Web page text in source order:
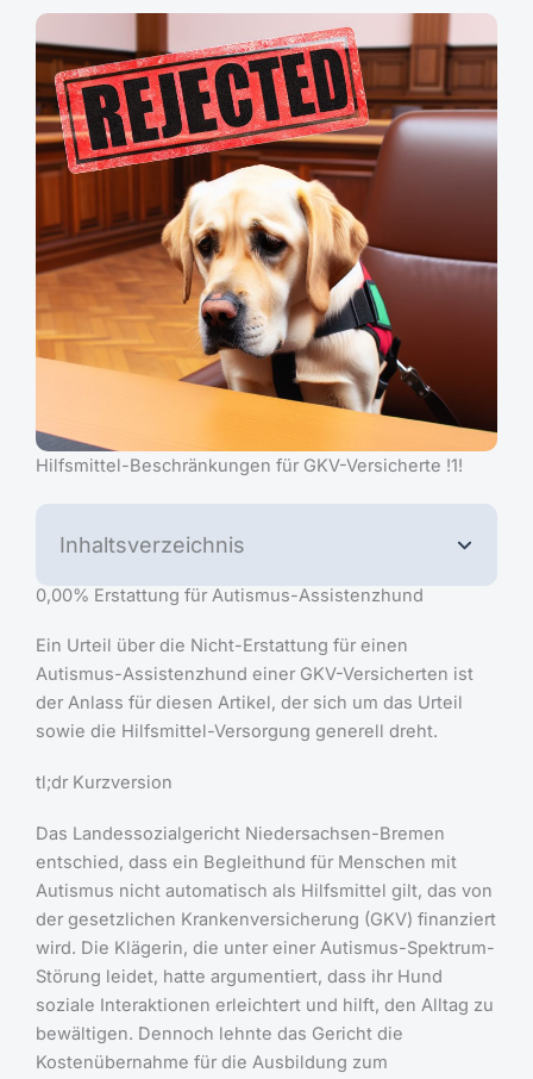
Hilfsmittel-Beschränkungen für GKV-Versicherte !1!
Inhaltsverzeichnis
0,00% Erstattung für Autismus-Assistenzhund
Ein Urteil über die Nicht-Erstattung für einen
Autismus-Assistenzhund einer GKV-Versicherten ist
der Anlass für diesen Artikel, der sich um das Urteil
sowie die Hilfsmittel-Versorgung generell dreht.
tl;dr Kurzversion
Das Landessozialgericht Niedersachsen-Bremen
entschied, dass ein Begleithund für Menschen mit
Autismus nicht automatisch als Hilfsmittel gilt, das von
der gesetzlichen Krankenversicherung (GKV) finanziert
wird. Die Klägerin, die unter einer Autismus-Spektrum-
Störung leidet, hatte argumentiert, dass ihr Hund
soziale Interaktionen erleichtert und hilft, den Alltag zu
bewältigen. Dennoch lehnte das Gericht die
Kostenübernahme für die Ausbildung zum